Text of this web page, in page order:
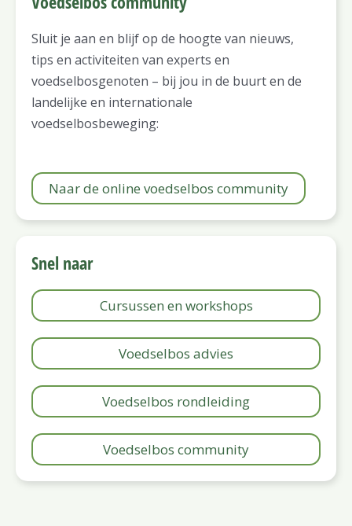
Sluit je aan en blijf op de hoogte van nieuws,
tips en activiteiten van experts en
voedselbosgenoten – bij jou in de buurt en de
landelijke en internationale
voedselbosbeweging:
Naar de online voedselbos community
Snel naar
Cursussen en workshops
Voedselbos advies
Voedselbos rondleiding
Voedselbos community